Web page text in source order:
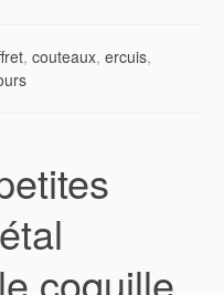
,couteaux,ercuis,